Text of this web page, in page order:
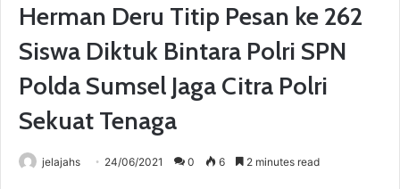
Herman Deru Titip Pesan ke 262
Siswa Diktuk Bintara Polri SPN
Polda Sumsel Jaga Citra Polri
Sekuat Tenaga
jelajahs 24/06/2021 0 6 2 minutes read